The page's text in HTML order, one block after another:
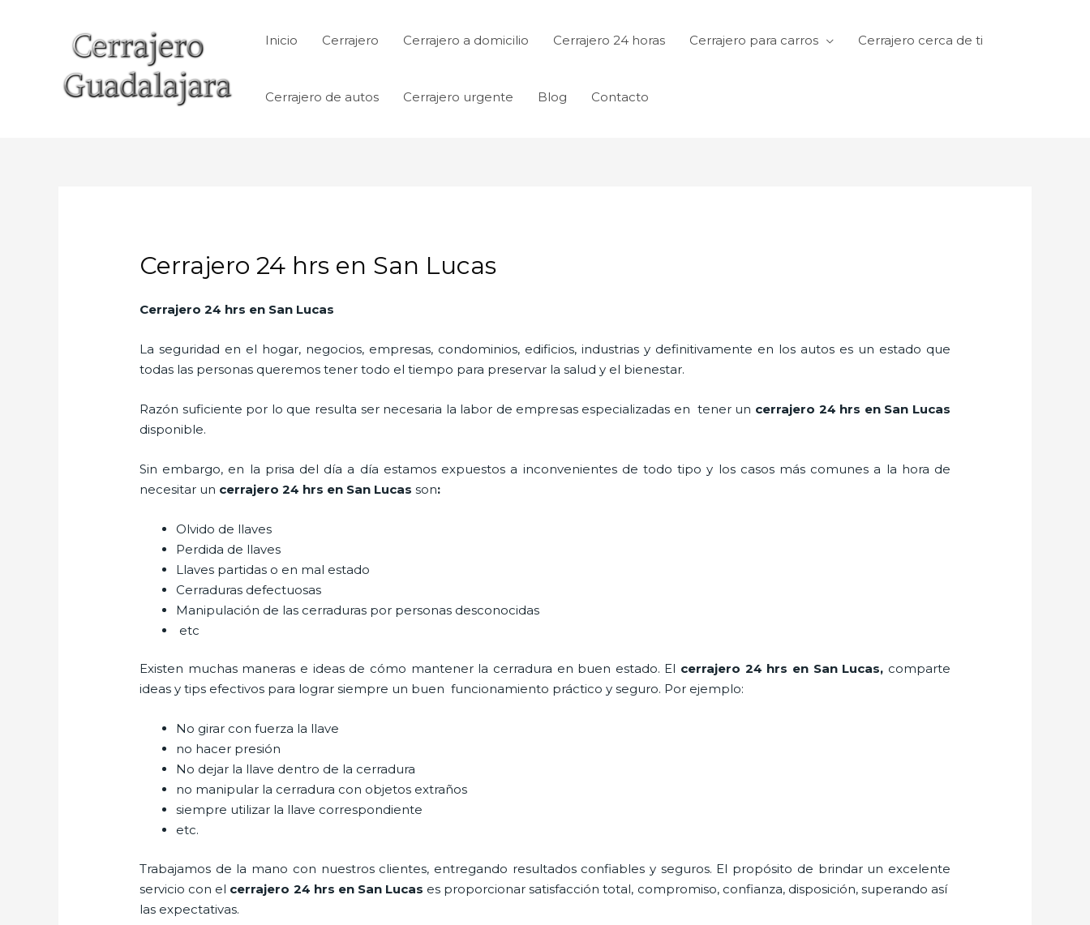
Inicio Cerrajero Cerrajero a domicilio Cerrajero 24 horas Cerrajero para carros Cerrajero cerca de ti
Cerrajero de autos Cerrajero urgente Blog Contacto
Cerrajero 24 hrs en San Lucas
Cerrajero 24 hrs en San Lucas
La seguridad en el hogar, negocios, empresas, condominios, edificios, industrias y definitivamente en los autos es un estado que
todas las personas queremos tener todo el tiempo para preservar la salud y el bienestar.
Razón suficiente por lo que resulta ser necesaria la labor de empresas especializadas en tener un cerrajero 24 hrs en San Lucas
disponible.
Sin embargo, en la prisa del día a día estamos expuestos a inconvenientes de todo tipo y los casos más comunes a la hora de
necesitar un cerrajero 24 hrs en San Lucas son:
Olvido de llaves
Perdida de llaves
Llaves partidas o en mal estado
Cerraduras defectuosas
Manipulación de las cerraduras por personas desconocidas
etc
Existen muchas maneras e ideas de cómo mantener la cerradura en buen estado. El cerrajero 24 hrs en San Lucas, comparte
ideas y tips efectivos para lograr siempre un buen funcionamiento práctico y seguro. Por ejemplo:
No girar con fuerza la llave
no hacer presión
No dejar la llave dentro de la cerradura
no manipular la cerradura con objetos extraños
siempre utilizar la llave correspondiente
etc.
Trabajamos de la mano con nuestros clientes, entregando resultados confiables y seguros. El propósito de brindar un excelente
servicio con el cerrajero 24 hrs en San Lucas es proporcionar satisfacción total, compromiso, confianza, disposición, superando así
las expectativas.